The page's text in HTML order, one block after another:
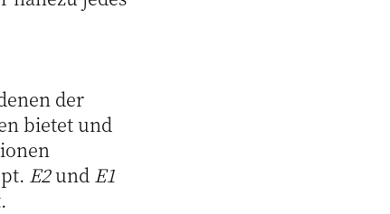
der
bietet und
E2und E1